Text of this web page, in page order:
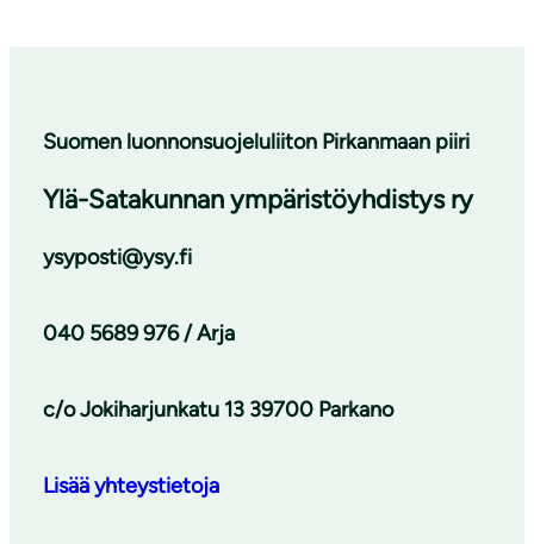
Suomen luonnonsuojeluliiton Pirkanmaan piiri
Ylä-Satakunnan ympäristöyhdistys ry
ysyposti@ysy.fi
040 5689 976 / Arja
c/o Jokiharjunkatu 13 39700 Parkano
Lisää yhteystietoja